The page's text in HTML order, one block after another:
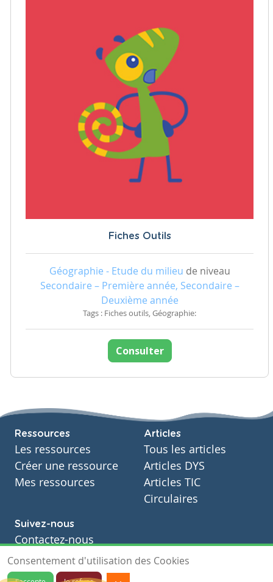
Fiches Outils
Géographie - Etude du milieu de niveau
Secondaire – Première année, Secondaire –
Deuxième année
Tags : Fiches outils, Géographie:
Consulter
Ressources
Les ressources
Créer une ressource
Mes ressources
Articles
Tous les articles
Articles DYS
Articles TIC
Circulaires
Suivez-nous
Contactez-nous
Soutien scolaire
Notre page Facebook
Consentement d'utilisation des Cookies